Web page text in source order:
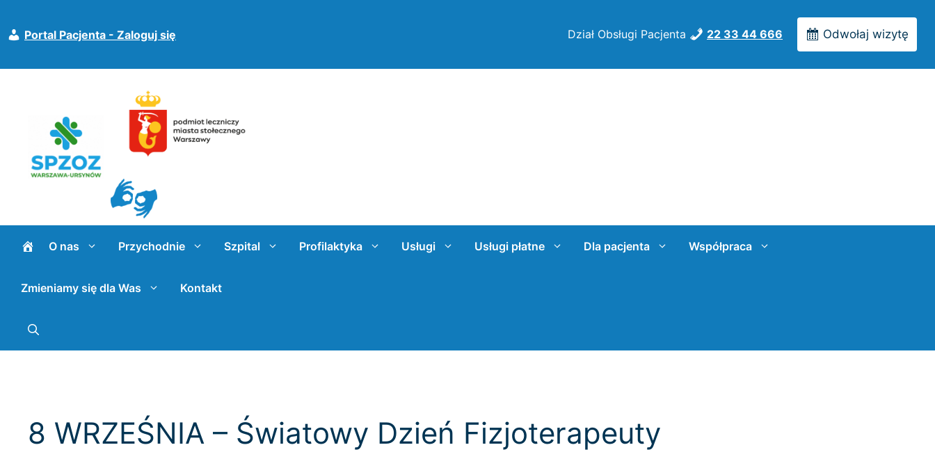
treści
Dział Obsługi Pacjenta 22 33 44 666 Odwołaj wizytę
Portal Pacjenta - Zaloguj się
O nas Przychodnie Szpital Profilaktyka Usługi Usługi płatne Dla pacjenta Współpraca
Zmieniamy się dla Was Kontakt
8 WRZEŚNIA – Światowy Dzień Fizjoterapeuty